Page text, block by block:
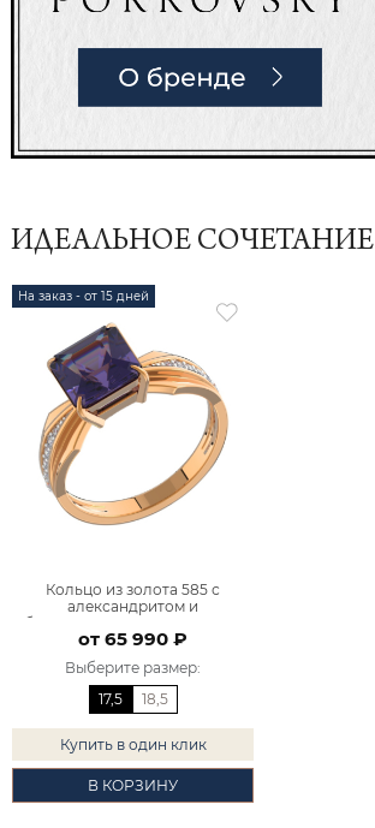
ИДЕАЛЬНОЕ СОЧЕТАНИЕ
На заказ - от 15 дней
Кольцо из золота 585 с
александритом и
бриллиантами 9101014-03650
от 65 990 ₽
Выберите размер:
17,5
18,5
Купить в один клик
В КОРЗИНУ